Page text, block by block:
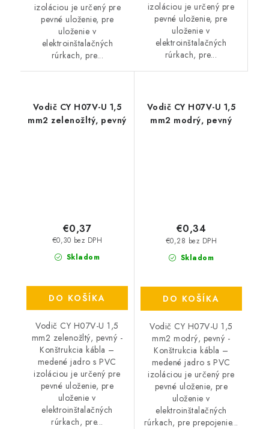
izoláciou je určený pre
pevné uloženie, pre
uloženie v
elektroinštalačných
rúrkach, pre...
izoláciou je určený pre
pevné uloženie, pre
uloženie v
elektroinštalačných
rúrkach, pre...
Vodič CY H07V-U 1,5
mm2 zelenožltý, pevný
Skladom
€0,30 bez DPH
€0,37
DO KOŠÍKA
Vodič CY H07V-U 1,5
mm2 zelenožltý, pevný -
Konštrukcia kábla –
medené jadro s PVC
izoláciou je určený pre
pevné uloženie, pre
uloženie v
elektroinštalačných
rúrkach, pre...
Vodič CY H07V-U 1,5
mm2 modrý, pevný
Skladom
€0,28 bez DPH
€0,34
DO KOŠÍKA
Vodič CY H07V-U 1,5
mm2 modrý, pevný -
Konštrukcia kábla –
medené jadro s PVC
izoláciou je určený pre
pevné uloženie, pre
uloženie v
elektroinštalačných
rúrkach, pre prepojenie...